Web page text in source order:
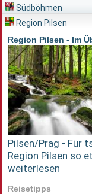
Südböhmen
Region Pilsen
Region Pilsen - Im
Pilsen/Prag - Für
Region Pilsen so
weiterlesen
Reisetipps